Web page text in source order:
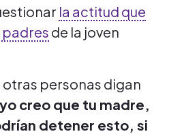
la actitud que
de la joven
personas digan
yo creo que tu madre,
detener esto, si